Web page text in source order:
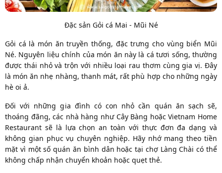
Đặc sản Gỏi cá Mai - Mũi Né
Gỏi cá là món ăn truyền thống, đặc trưng cho vùng biển Mũi
Né. Nguyên liệu chính của món ăn này là cá tươi sống, thường
được thái nhỏ và trộn với nhiều loại rau thơm cùng gia vị. Đây
là món ăn nhẹ nhàng, thanh mát, rất phù hợp cho những ngày
hè oi ả.
Đối với những gia đình có con nhỏ cần quán ăn sạch sẽ,
thoáng đãng, các nhà hàng như Cây Bàng hoặc Vietnam Home
Restaurant sẽ là lựa chọn an toàn với thực đơn đa dạng và
không gian phục vụ chuyên nghiệp. Hãy nhớ mang theo tiền
mặt vì một số quán ăn bình dân hoặc tại chợ Làng Chài có thể
không chấp nhận chuyển khoản hoặc quẹt thẻ.